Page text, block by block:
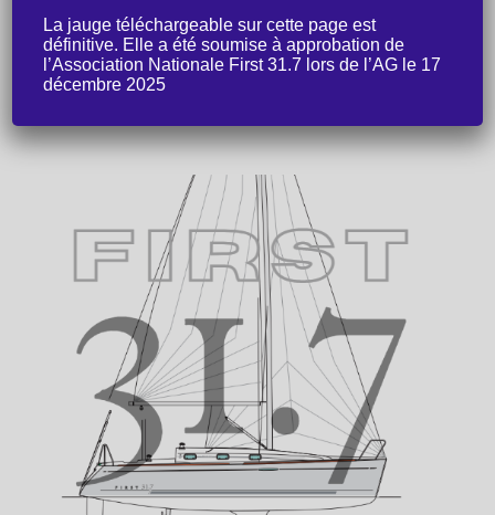
Thomas Marmonteil
tel :06 13 06 65 15
mail :tmarmonteil@gmail.com
La jauge téléchargeable sur cette page est
définitive. Elle a été soumise à approbation de
l’Association Nationale First 31.7 lors de l’AG le 17
décembre 2025